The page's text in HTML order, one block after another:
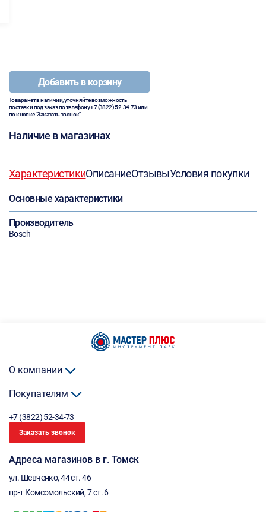
Добавить в корзину
Товара нет в наличии, уточняйте возможность
поставки под заказ по телефону+7 (3822) 52-34-73или
по кнопке "Заказать звонок"
Наличие в магазинах
ХарактеристикиОписаниеОтзывыУсловия покупки
Основные характеристики
Производитель
Bosch
О компании
Покупателям
+7 (3822) 52-34-73
Заказать звонок
Адреса магазинов в г. Томск
ул. Шевченко, 44 ст. 46
пр-т Комсомольский, 7 ст. 6